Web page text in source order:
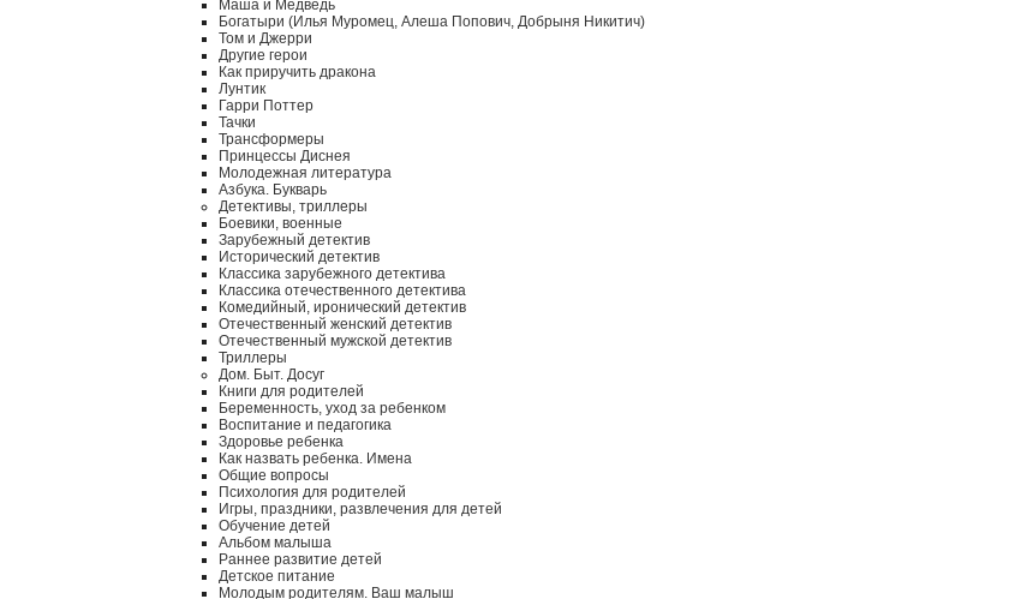
Маша и Медведь
Богатыри (Илья Муромец, Алеша Попович, Добрыня Никитич)
Том и Джерри
Другие герои
Как приручить дракона
Лунтик
Гарри Поттер
Тачки
Трансформеры
Принцессы Диснея
Молодежная литература
Азбука. Букварь
Детективы, триллеры
Боевики, военные
Зарубежный детектив
Исторический детектив
Классика зарубежного детектива
Классика отечественного детектива
Комедийный, иронический детектив
Отечественный женский детектив
Отечественный мужской детектив
Триллеры
Дом. Быт. Досуг
Книги для родителей
Беременность, уход за ребенком
Воспитание и педагогика
Здоровье ребенка
Как назвать ребенка. Имена
Общие вопросы
Психология для родителей
Игры, праздники, развлечения для детей
Обучение детей
Альбом малыша
Раннее развитие детей
Детское питание
Молодым родителям. Ваш малыш